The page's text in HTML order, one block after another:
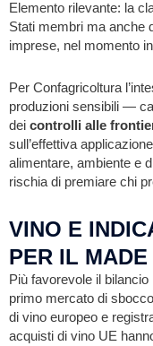
Elemento rilevante: la
Stati membri ma anche
imprese, nel momento
Per Confagricoltura
produzioni sensibili —
dei controlli alle
sull’effettiva
alimentare, ambiente e
rischia di premiare chi
VINO E
PER IL
Più favorevole il bilancio
primo mercato di
di vino europeo e
acquisti di vino UE